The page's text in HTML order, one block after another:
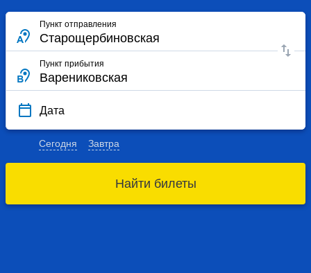
Пункт отправления
Пункт прибытия
Дата
Сегодня Завтра
Найти билеты